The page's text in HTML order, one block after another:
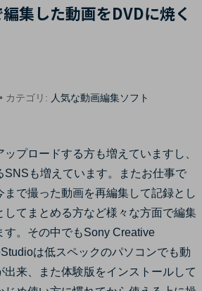
ログイン
集した動画をDVDに焼く
カテゴリ: 人気な動画編集ソフト
プロードする方も増えていますし、
SNSも増えています。またお仕事で
で撮った動画を再編集して記録とし
してまとめる方など様々な方面で編集
す。その中でもSony Creative
は低スペックのパソコンでも動
来、また体験版をインストールして